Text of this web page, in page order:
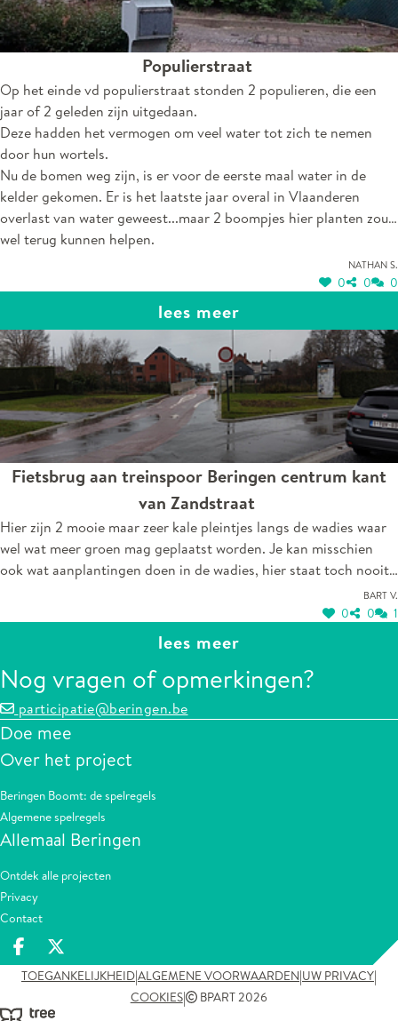
Populierstraat
Op het einde vd populierstraat stonden 2 populieren, die een
jaar of 2 geleden zijn uitgedaan.
Deze hadden het vermogen om veel water tot zich te nemen
door hun wortels.
Nu de bomen weg zijn, is er voor de eerste maal water in de
kelder gekomen. Er is het laatste jaar overal in Vlaanderen
overlast van water geweest...maar 2 boompjes hier planten zou
wel terug kunnen helpen.
Nathan S.
0 0 0
lees meer
Fietsbrug aan treinspoor Beringen centrum kant
van Zandstraat
Hier zijn 2 mooie maar zeer kale pleintjes langs de wadies waar
wel wat meer groen mag geplaatst worden. Je kan misschien
ook wat aanplantingen doen in de wadies, hier staat toch nooit
Bart V.
0 0 1
lees meer
Nog vragen of opmerkingen?
participatie@beringen.be
Doe mee
Over het project
Beringen Boomt: de spelregels
Algemene spelregels
Allemaal Beringen
Ontdek alle projecten
Privacy
Contact
Deel op facebook
Deel op X
TOEGANKELIJKHEID|ALGEMENE VOORWAARDEN|UW PRIVACY|
COOKIES| BPART 2026